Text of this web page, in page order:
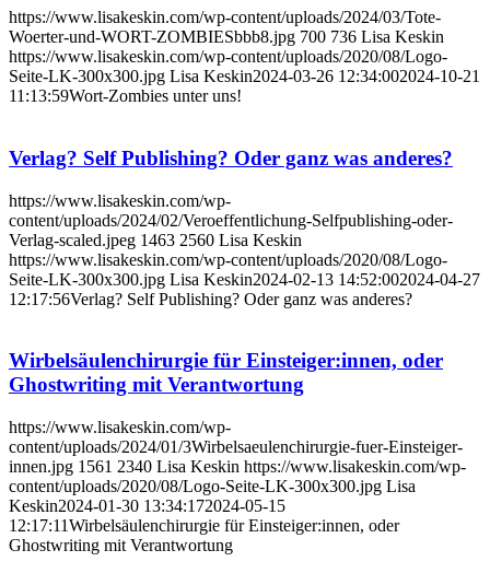
https://www.lisakeskin.com/wp-content/uploads/2024/03/Tote-
Woerter-und-WORT-ZOMBIESbbb8.jpg 700 736 Lisa Keskin
https://www.lisakeskin.com/wp-content/uploads/2020/08/Logo-
Seite-LK-300x300.jpg Lisa Keskin2024-03-26 12:34:002024-10-21
11:13:59Wort-Zombies unter uns!
Verlag? Self Publishing? Oder ganz was anderes?
https://www.lisakeskin.com/wp-
content/uploads/2024/02/Veroeffentlichung-Selfpublishing-oder-
Verlag-scaled.jpeg 1463 2560 Lisa Keskin
https://www.lisakeskin.com/wp-content/uploads/2020/08/Logo-
Seite-LK-300x300.jpg Lisa Keskin2024-02-13 14:52:002024-04-27
12:17:56Verlag? Self Publishing? Oder ganz was anderes?
Wirbelsäulenchirurgie für Einsteiger:innen, oder
Ghostwriting mit Verantwortung
https://www.lisakeskin.com/wp-
content/uploads/2024/01/3Wirbelsaeulenchirurgie-fuer-Einsteiger-
innen.jpg 1561 2340 Lisa Keskin https://www.lisakeskin.com/wp-
content/uploads/2020/08/Logo-Seite-LK-300x300.jpg Lisa
Keskin2024-01-30 13:34:172024-05-15
12:17:11Wirbelsäulenchirurgie für Einsteiger:innen, oder
Ghostwriting mit Verantwortung